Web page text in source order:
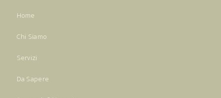
Home
Chi Siamo
Servizi
Da Sapere